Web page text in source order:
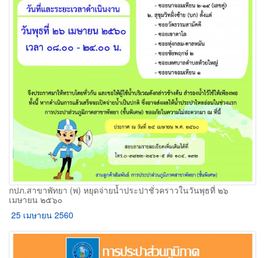
กปภ.สาขาพัทยา (พ) หยุดจ่ายน้ำประปาชั่วคราวในวันพุธที่ ๒๖
เมษายน ๒๕๖๐
25 เมษายน 2560